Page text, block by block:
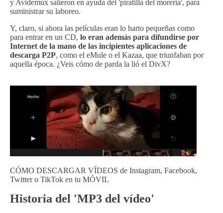
y Avidemux salieron en ayuda del 'piratilla del morería', para
suministrar su laboreo.
Y, claro, si ahora las películas eran lo harto pequeñas como
para entrar en un CD, lo eran además para difundirse por
Internet de la mano de las incipientes aplicaciones de
descarga P2P, como el eMule o el Kazaa, que triunfaban por
aquella época. ¿Veis cómo de parda la lió el DivX?
CÓMO DESCARGAR VÍDEOS de Instagram, Facebook,
Twitter o TikTok en tu MÓVIL
Historia del 'MP3 del vídeo'